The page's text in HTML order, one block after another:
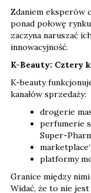
Zdaniem eksperów
ponad połowę
zaczyna naruszać
innowacyjność.
K-Beauty: Cztery
K-beauty
kanałów sprzedaży:
drogerie
perfumerie
Super-
platformy
Granice między
Widać, że to nie jest